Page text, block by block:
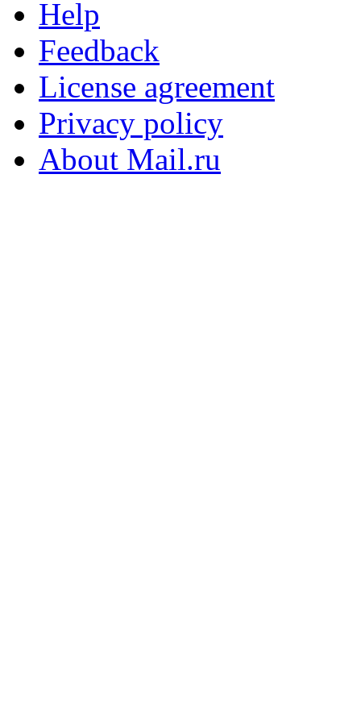
Help
Feedback
License agreement
Privacy policy
About Mail.ru